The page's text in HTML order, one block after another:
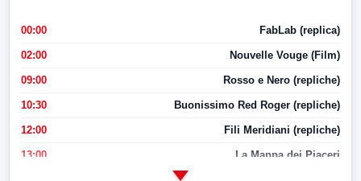
00:00 FabLab (replica)
02:00 Nouvelle Vouge (Film)
09:00 Rosso e Nero (repliche)
10:30 Buonissimo Red Roger (repliche)
12:00 Fili Meridiani (repliche)
13:00 La Mappa dei Piaceri